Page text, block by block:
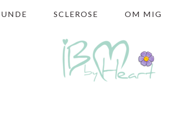
SCLEROSE OM MIG